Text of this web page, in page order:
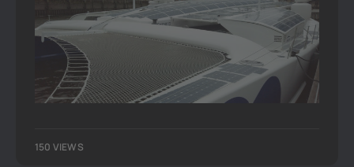
150 VIEWS